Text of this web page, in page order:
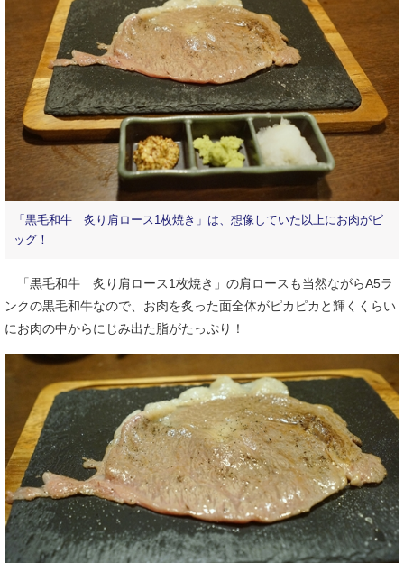
「黒毛和牛 炙り肩ロース1枚焼き」は、想像していた以上にお肉がビ
ッグ！
「黒毛和牛 炙り肩ロース1枚焼き」の肩ロースも当然ながらA5ラ
ンクの黒毛和牛なので、お肉を炙った面全体がピカピカと輝くくらい
にお肉の中からにじみ出た脂がたっぷり！